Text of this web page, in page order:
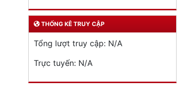
THỐNG KÊ TRUY CẬP
Tổng lượt truy cập: N/A
Trực tuyến: N/A